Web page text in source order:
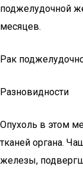
поджелудочной
месяцев.
Рак
Разновидности
Опухоль в этом
тканей органа.
железы,